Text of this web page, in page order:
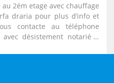
2ém etage avec chauffage
draria pour plus d’info et
contacte au téléphone
avec désistement notarié +